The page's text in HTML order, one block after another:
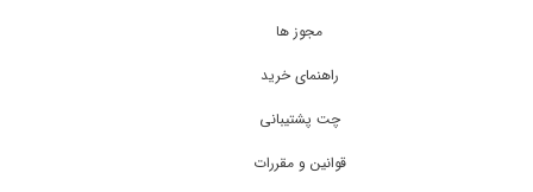
مجوز ها
راهنمای خرید
چت پشتیبانی
قوانین و مقررات